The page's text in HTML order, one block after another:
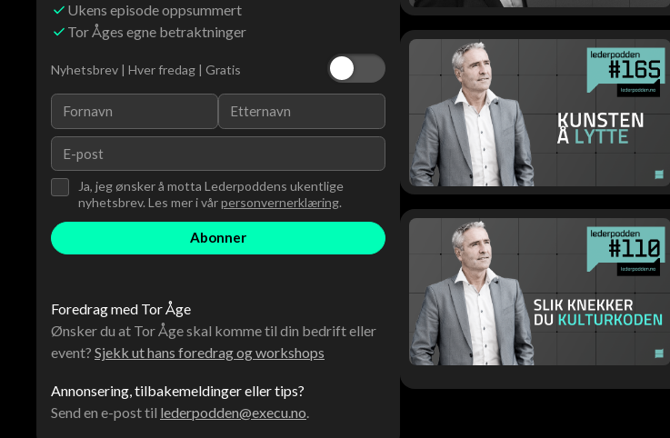
Ukens episode oppsummert
Tor Åges egne betraktninger
Nyhetsbrev | Hver fredag | Gratis
Ja, jeg ønsker å motta Lederpoddens ukentlige
nyhetsbrev. Les mer i vårpersonvernerklæring.
Foredrag med Tor Åge
Ønsker du at Tor Åge skal komme til din bedrift eller
event? Sjekk ut hans foredrag og workshops
Annonsering, tilbakemeldinger eller tips?
Send en e-post til lederpodden@execu.no